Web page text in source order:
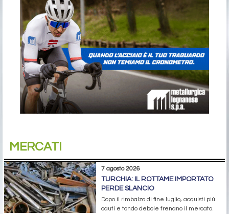
MERCATI
7 agosto 2026
TURCHIA: IL ROTTAME IMPORTATO
PERDE SLANCIO
Dopo il rimbalzo di fine luglio, acquisti più
cauti e tondo debole frenano il mercato.